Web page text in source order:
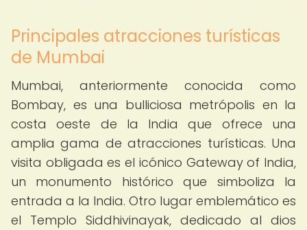
Principales atracciones turísticas
de Mumbai
Mumbai, anteriormente conocida como
Bombay, es una bulliciosa metrópolis en la
costa oeste de la India que ofrece una
amplia gama de atracciones turísticas. Una
visita obligada es el icónico Gateway of India,
un monumento histórico que simboliza la
entrada a la India. Otro lugar emblemático es
el Templo Siddhivinayak, dedicado al dios